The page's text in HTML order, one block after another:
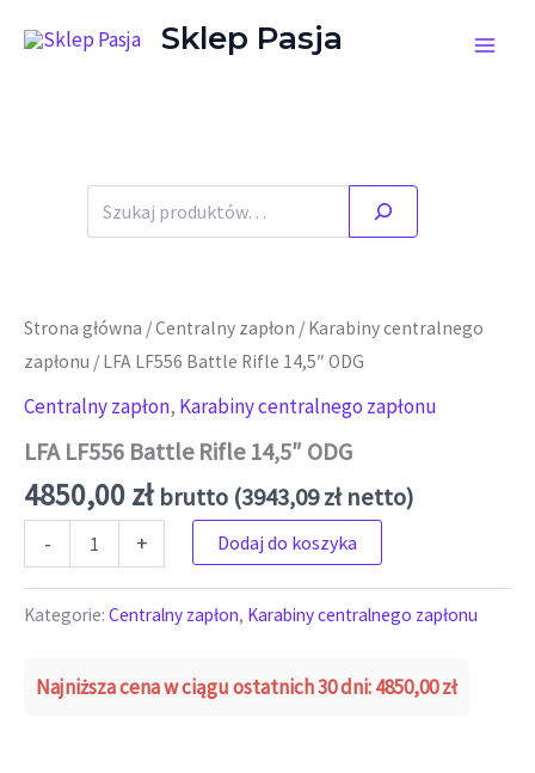
Sklep Pasja
Strona główna /Centralny zapłon / Karabiny centralnego
zapłonu / LFA LF556 Battle Rifle 14,5″ ODG
Centralny zapłon, Karabiny centralnego zapłonu
LFA LF556 Battle Rifle 14,5″ ODG
4850,00zł brutto (3943,09złnetto)
-
ilość LFA LF556 Battle Rifle 14,5" ODG
+ Dodaj do koszyka
Kategorie: Centralny zapłon, Karabiny centralnego zapłonu
Najniższa cena w ciągu ostatnich 30 dni:4850,00zł